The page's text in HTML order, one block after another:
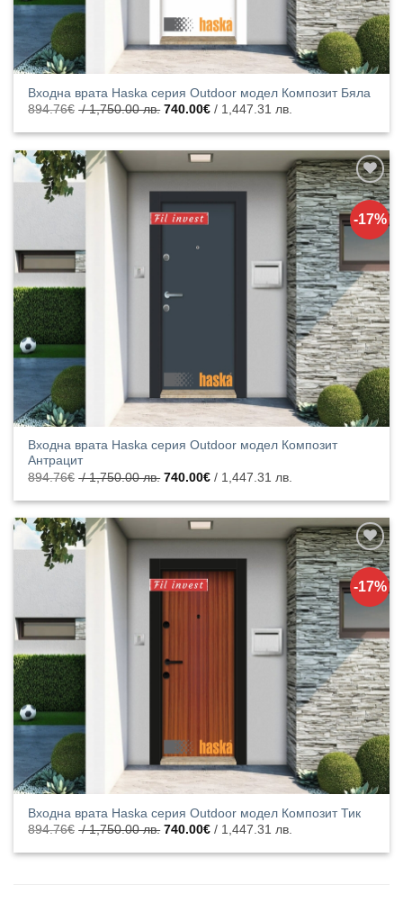
Входна врата Haska серия Outdoor модел Композит Бяла
894.76€ / 1,750.00 лв. Original
was:
1,750.00
лв..
740.00€ / 1,447.31 лв.
е:
/
1,447.31
лв..
-17%
Добавяне
към
списъка с
харесани
продукти
Входна врата Haska серия Outdoor модел Композит
Антрацит
894.76€ / 1,750.00 лв. Original
was:
1,750.00
лв..
740.00€ / 1,447.31 лв.
е:
/
1,447.31
лв..
-17%
Добавяне
към
списъка с
харесани
продукти
Входна врата Haska серия Outdoor модел Композит Тик
894.76€ / 1,750.00 лв. Original
was:
740.00€ / 1,447.31 лв.
е: